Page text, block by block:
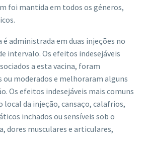
foi mantida em todos os géneros,
é administrada em duas injeções no
intervalo. Os efeitos indesejáveis
a esta vacina, foram
moderados e melhoraram alguns
Os efeitos indesejáveis mais comuns
local da injeção, cansaço, calafrios,
inchados ou sensíveis sob o
dores musculares e articulares,